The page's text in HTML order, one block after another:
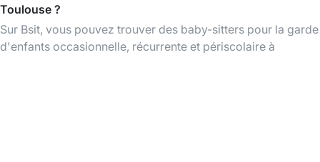
Toulouse ?
Sur Bsit, vous pouvez trouver des baby-sitters pour la garde
d'enfants occasionnelle, récurrente et périscolaire à